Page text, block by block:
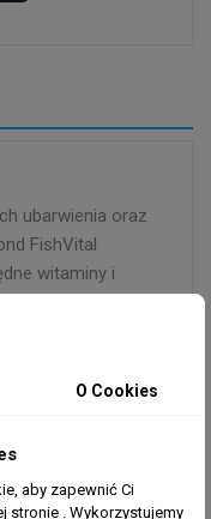
ubarwienia oraz
FishVital
witaminy i
ubarwieniu
O Cookies
aby zapewnić Ci
stronie . Wykorzystujemy